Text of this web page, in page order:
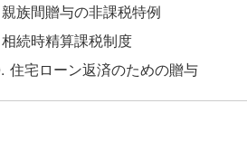
族間贈与の非課税特例
続時精算課税制度
住宅ローン返済のための贈与